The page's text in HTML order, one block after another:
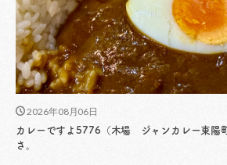
2026年08月06日
カレーですよ5776（木場 ジャンカレー東陽
さ。